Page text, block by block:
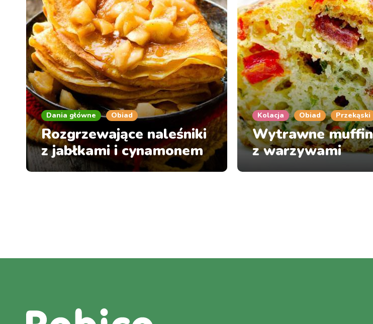
Dania główne Obiad
Rozgrzewające naleśniki
z jabłkami i cynamonem
Kolacja Obiad Przekąski
Wytrawne
z warzywami